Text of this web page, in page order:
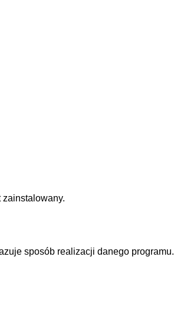
sposób realizacji danego programu.